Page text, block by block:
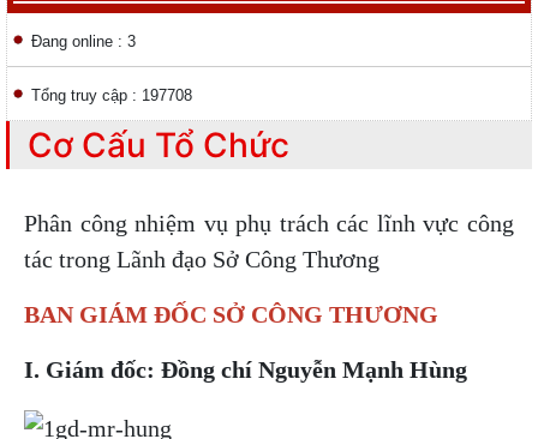
Đang online : 3
Tổng truy cập : 197708
Cơ Cấu Tổ Chức
Phân công nhiệm vụ phụ trách các lĩnh vực công
tác trong Lãnh đạo Sở Công Thương
BAN GIÁM ĐỐC SỞ CÔNG THƯƠNG
I. Giám đốc: Đồng chí Nguyễn Mạnh Hùng